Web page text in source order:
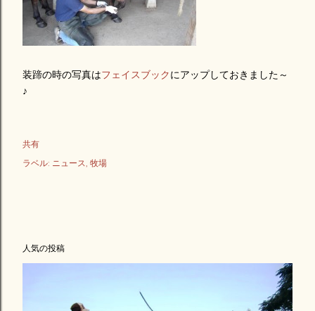
装蹄の時の写真はフェイスブックにアップしておきました～
♪
共有
ラベル: ニュース 牧場
人気の投稿